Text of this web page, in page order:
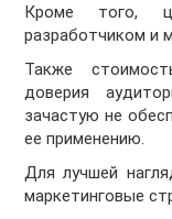
Кроме того,
разработчиком и
Также
доверия
зачастую не
ее применению.
Для лучшей
маркетинговые